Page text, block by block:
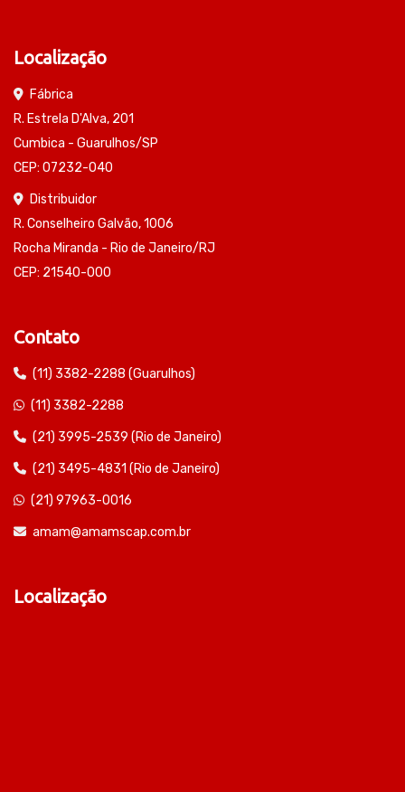
Localização
Fábrica
R. Estrela D'Alva, 201
Cumbica - Guarulhos/SP
CEP: 07232-040
Distribuidor
R. Conselheiro Galvão, 1006
Rocha Miranda - Rio de Janeiro/RJ
CEP: 21540-000
Contato
(11) 3382-2288 (Guarulhos)
(11) 3382-2288
(21) 3995-2539 (Rio de Janeiro)
(21) 3495-4831 (Rio de Janeiro)
(21) 97963-0016
amam@amamscap.com.br
Localização